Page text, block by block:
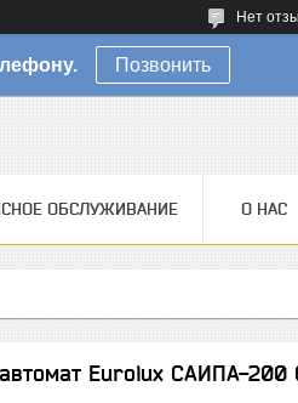
Нет
Позвонить
ОБСЛУЖИВАНИЕ О НАС
Eurolux САИПА-200